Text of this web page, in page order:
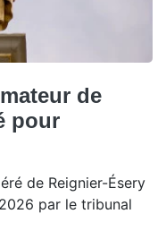
de
pour
de Reignier-Ésery
par le tribunal